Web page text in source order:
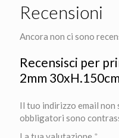
Recensioni
Ancora non ci sono
Recensisci per
2mm
Il tuo indirizzo email non
obbligatori sono